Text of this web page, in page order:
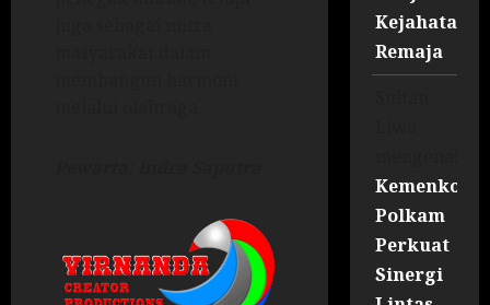
Kejahatan
Remaja
Kemenko
Polkam
Perkuat
Sinergi